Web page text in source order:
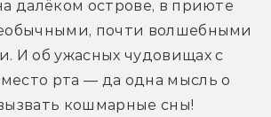
далёком острове, в приюте
почти волшебными
И об ужасных чудовищах с
рта — да одна мысль о
кошмарные сны!